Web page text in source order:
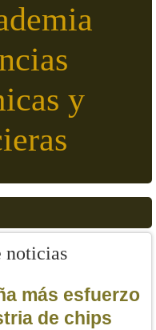
y
noticias
más esfuerzo
de chips